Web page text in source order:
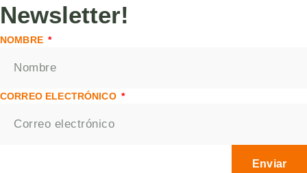
Newsletter!
NOMBRE
CORREO ELECTRÓNICO
Enviar